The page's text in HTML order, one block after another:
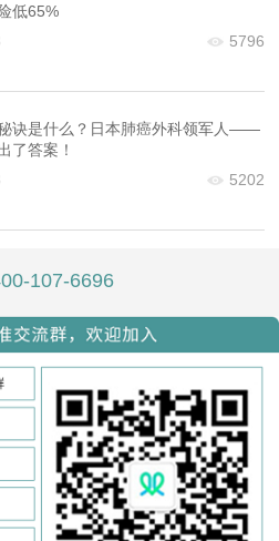
低65%
5796
诀是什么？日本肺癌外科领军人——
了答案！
5202
107-6696